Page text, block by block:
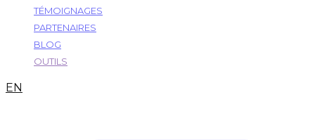
TÉMOIGNAGES
PARTENAIRES
BLOG
OUTILS
EN